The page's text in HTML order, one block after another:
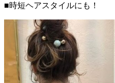
■時短ヘアスタイルにも！